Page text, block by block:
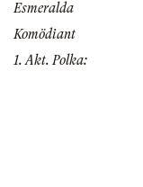
Esmeralda
Komödiant
1. Akt. Polka: